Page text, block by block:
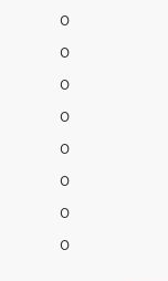
0
0
0
0
0
0
0
0